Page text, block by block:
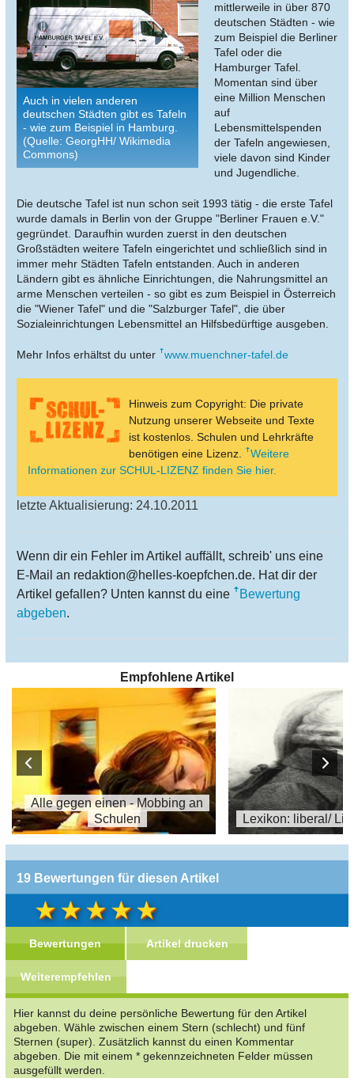
Auch in vielen anderen
deutschen Städten gibt es Tafeln
- wie zum Beispiel in Hamburg.
(Quelle: GeorgHH/ Wikimedia
Commons)
mittlerweile in über 870
deutschen Städten - wie
zum Beispiel die Berliner
Tafel oder die
Hamburger Tafel.
Momentan sind über
eine Million Menschen
auf
Lebensmittelspenden
der Tafeln angewiesen,
viele davon sind Kinder
und Jugendliche.
Die deutsche Tafel ist nun schon seit 1993 tätig - die erste Tafel
wurde damals in Berlin von der Gruppe "Berliner Frauen e.V."
gegründet. Daraufhin wurden zuerst in den deutschen
Großstädten weitere Tafeln eingerichtet und schließlich sind in
immer mehr Städten Tafeln entstanden. Auch in anderen
Ländern gibt es ähnliche Einrichtungen, die Nahrungsmittel an
arme Menschen verteilen - so gibt es zum Beispiel in Österreich
die "Wiener Tafel" und die "Salzburger Tafel", die über
Sozialeinrichtungen Lebensmittel an Hilfsbedürftige ausgeben.
Mehr Infos erhältst du unter www.muenchner-tafel.de
Hinweis zum Copyright: Die private
Nutzung unserer Webseite und Texte
ist kostenlos. Schulen und Lehrkräfte
benötigen eine Lizenz.
Weitere
Informationen zur SCHUL-LIZENZ finden Sie hier.
letzte Aktualisierung: 24.10.2011
Wenn dir ein Fehler im Artikel auffällt, schreib' uns eine
E-Mail an redaktion@helles-koepfchen.de. Hat dir der
Artikel gefallen? Unten kannst du eine
Bewertung
abgeben.
Empfohlene Artikel
Alle gegen einen - Mobbing an
Schulen
Lexikon: liberal/
19 Bewertungen für diesen Artikel
Bewertungen Artikel drucken
Weiterempfehlen
Hier kannst du deine persönliche Bewertung für den Artikel
abgeben. Wähle zwischen einem Stern (schlecht) und fünf
Sternen (super). Zusätzlich kannst du einen Kommentar
abgeben. Die mit einem * gekennzeichneten Felder müssen
ausgefüllt werden.